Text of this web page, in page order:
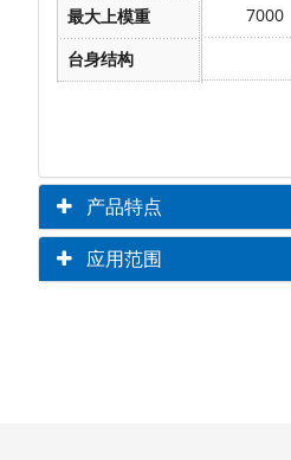
7000
最大上模重
台身结构
产品特点
应用范围